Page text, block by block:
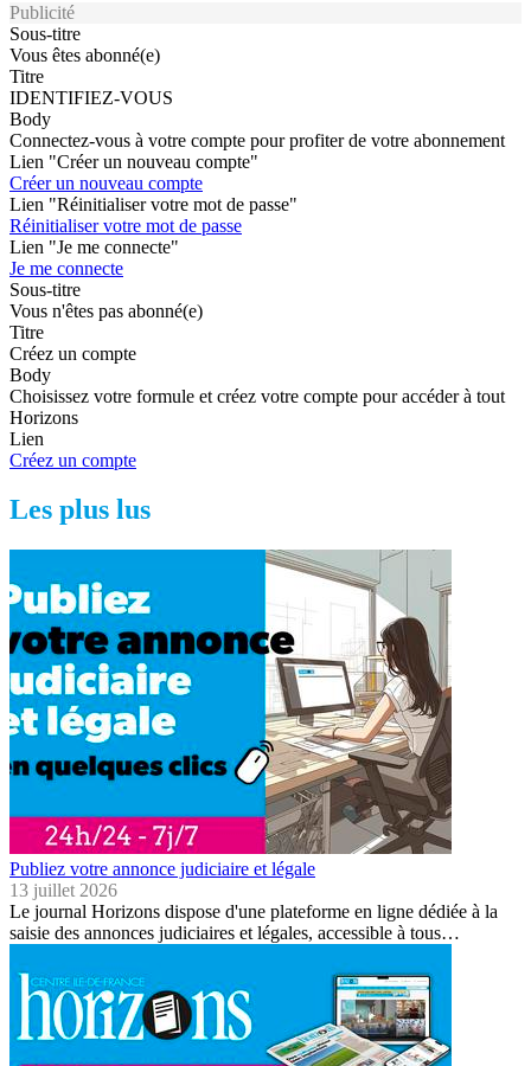
Publicité
Sous-titre
Vous êtes abonné(e)
Titre
IDENTIFIEZ-VOUS
Body
Connectez-vous à votre compte pour profiter de votre abonnement
Lien "Créer un nouveau compte"
Créer un nouveau compte
Lien "Réinitialiser votre mot de passe"
Réinitialiser votre mot de passe
Lien "Je me connecte"
Je me connecte
Sous-titre
Vous n'êtes pas abonné(e)
Titre
Créez un compte
Body
Choisissez votre formule et créez votre compte pour accéder à tout
Horizons
Lien
Créez un compte
Les plus lus
Publiez votre annonce judiciaire et légale
13 juillet 2026
Le journal Horizons dispose d'une plateforme en ligne dédiée à la
saisie des annonces judiciaires et légales, accessible à tous…